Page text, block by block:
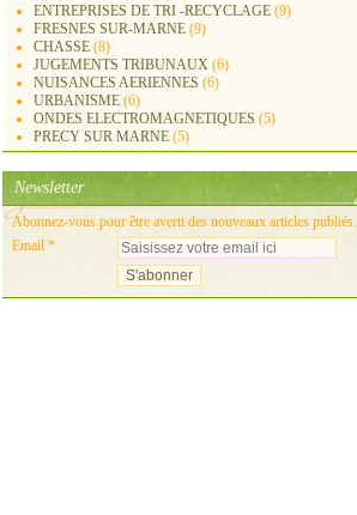
ENTREPRISES DE TRI -RECYCLAGE (9)
FRESNES SUR-MARNE (9)
CHASSE (8)
JUGEMENTS TRIBUNAUX (6)
NUISANCES AERIENNES (6)
URBANISME (6)
ONDES ELECTROMAGNETIQUES (5)
PRECY SUR MARNE (5)
Newsletter
Abonnez-vous pour être averti des nouveaux articles publiés.
Email